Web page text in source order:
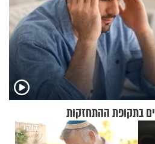
בתקופת ההתחזקות